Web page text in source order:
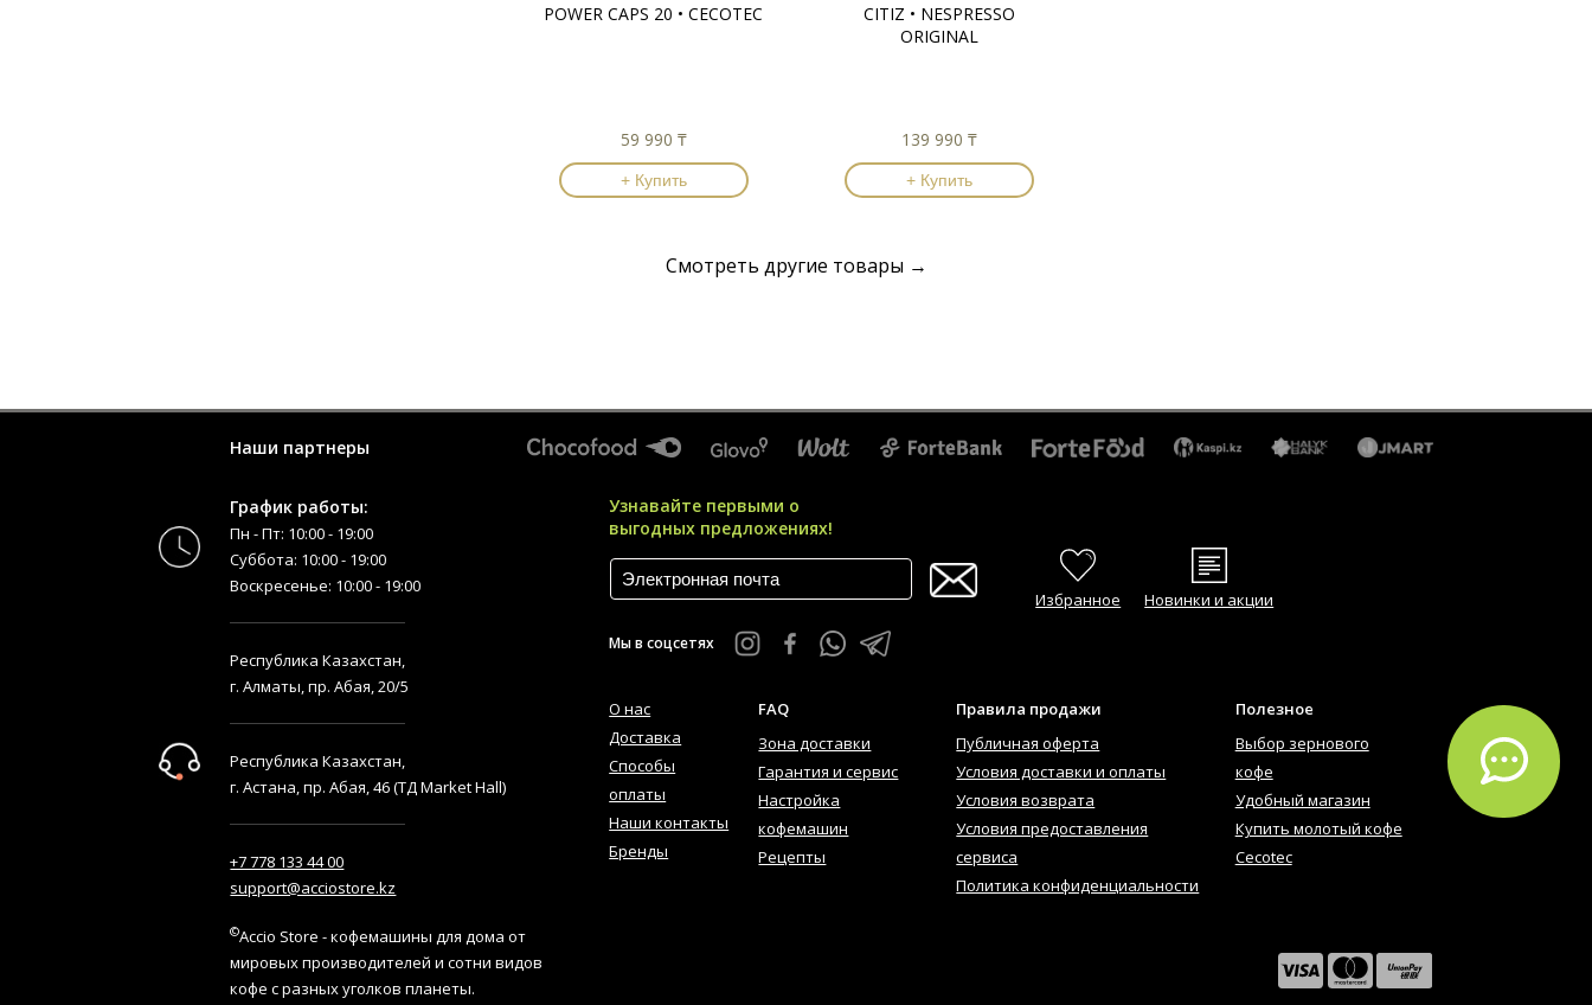
POWER CAPS 20 • CECOTEC
59 990 ₸
+ Купить
CITIZ • NESPRESSO
ORIGINAL
139 990 ₸
+ Купить
Смотреть другие товары →
Наши партнеры
График работы:
Пн - Пт: 10:00 - 19:00
Суббота: 10:00 - 19:00
Воскресенье: 10:00 - 19:00
Республика Казахстан,
г. Алматы, пр. Абая, 20/5
Республика Казахстан,
г. Астана, пр. Абая, 46 (ТД Market Hall)
+7 778 133 44 00
support@acciostore.kz
©Accio Store - кофемашины для дома от
мировых производителей и сотни видов
кофе с разных уголков планеты.
Узнавайте первыми о
выгодных предложениях!
Мы в соцсетях
Избранное Новинки и акции
О нас
Доставка
Способы
оплаты
Наши контакты
Бренды
FAQ
Зона доставки
Гарантия и сервис
Настройка
кофемашин
Рецепты
Правила продажи
Публичная оферта
Условия доставки и оплаты
Условия возврата
Условия предоставления
сервиса
Политика конфиденциальности
Полезное
Выбор зернового
кофе
Удобный магазин
Купить молотый кофе
Cecotec